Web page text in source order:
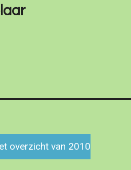
overzicht van 2010